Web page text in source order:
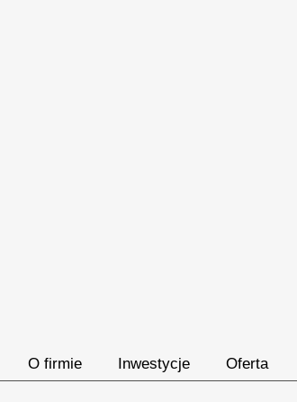
O firmie Inwestycje Oferta